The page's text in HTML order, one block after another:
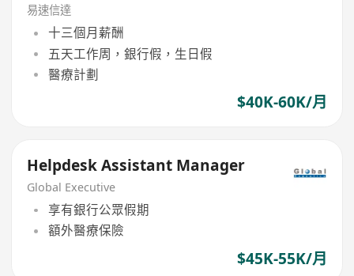
易速信達
十三個月薪酬
五天工作周，銀行假，生日假
醫療計劃
$40K-60K/月
Helpdesk Assistant Manager
Global Executive
享有銀行公眾假期
額外醫療保險
$45K-55K/月